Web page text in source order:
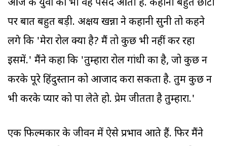
आज के युवा को भी वह पसंद आती है. कहानी बहुत छोटी
पर बात बहुत बड़ी. अक्षय खन्ना ने कहानी सुनी तो कहने
लगे कि 'मेरा रोल क्या है? मैं तो कुछ भी नहीं कर रहा
इसमें.' मैंने कहा कि 'तुम्हारा रोल गांधी का है, जो कुछ न
करके पूरे हिंदुस्तान को आजाद करा सकता है. तुम कुछ न
भी करके प्यार को पा लेते हो. प्रेम जीतता है तुम्हारा.'
एक फिल्मकार के जीवन में ऐसे प्रभाव आते हैं. फिर मैंने